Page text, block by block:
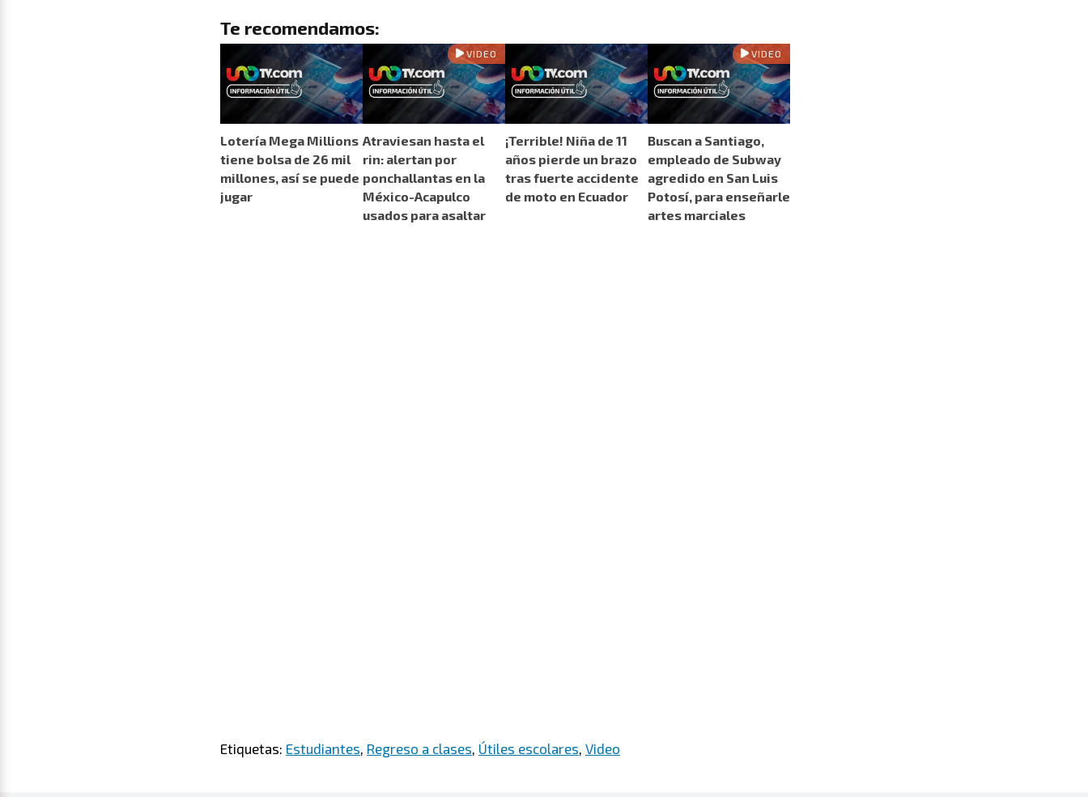
Te recomendamos:
Lotería Mega Millions
tiene bolsa de 26 mil
millones, así se puede
jugar
VIDEO
Atraviesan hasta el
rin: alertan por
ponchallantas en la
México-Acapulco
usados para asaltar
¡Terrible! Niña de 11
años pierde un brazo
tras fuerte accidente
de moto en Ecuador
VIDEO
Buscan a Santiago,
empleado de Subway
agredido en San Luis
Potosí, para enseñarle
artes marciales
Etiquetas: Estudiantes Regreso a clases Útiles escolares Video